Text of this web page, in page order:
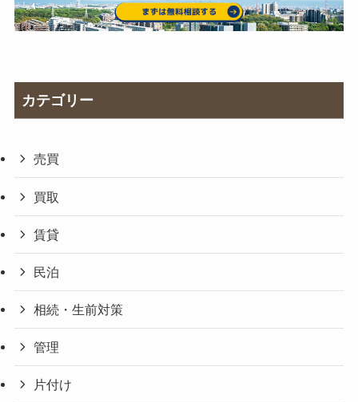
カテゴリー
売買
買取
賃貸
民泊
相続・生前対策
管理
片付け